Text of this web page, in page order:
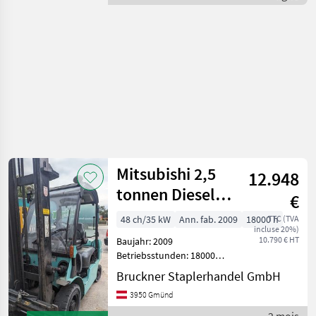
Jungheinrich
Mitsubishi 2,5
tonnen Diesel
Duplex&
Seitenschie
12.948
€
TTC (TVA
incluse 20%)
10.790 € HT
48 ch/35 kW Ann. fab. 2009
18000 h
Baujahr: 2009
Betriebsstunden: 18000
Hubkraft: 2500 kg Hubhöhe:
4500 mm Mast: Duplex
Antrieb: Diesel 2, 5 tonnen
Bruckner Staplerhandel GmbH
3950 Gmünd